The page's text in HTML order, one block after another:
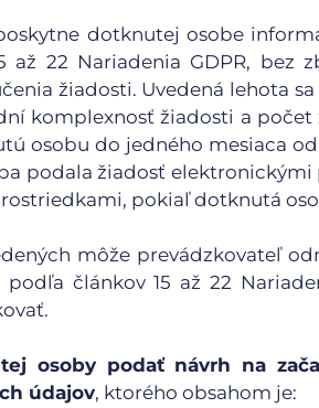
dotknutej osobe
až 22 Nariadenia GDPR,
žiadosti. Uvedená lehota
komplexnosť žiadosti a
osobu do jedného mesiaca
podala žiadosť
pokiaľ dotknutá
môže prevádzkovateľ
podľa článkov 15 až 22
osoby podať návrh na
údajov, ktorého obsahom je: